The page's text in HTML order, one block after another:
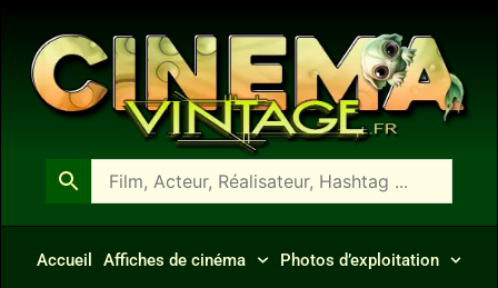
Accueil Affiches de cinéma Photos d’exploitation